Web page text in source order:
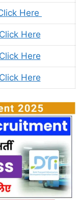
Here
Click Here
Click Here
Click Here